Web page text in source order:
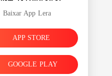
Baixar App Lera
APP STORE
GOOGLE PLAY